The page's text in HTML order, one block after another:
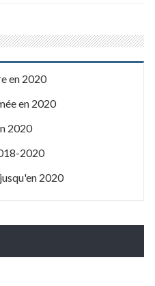
en 2020
en 2020
2020
2020
2020